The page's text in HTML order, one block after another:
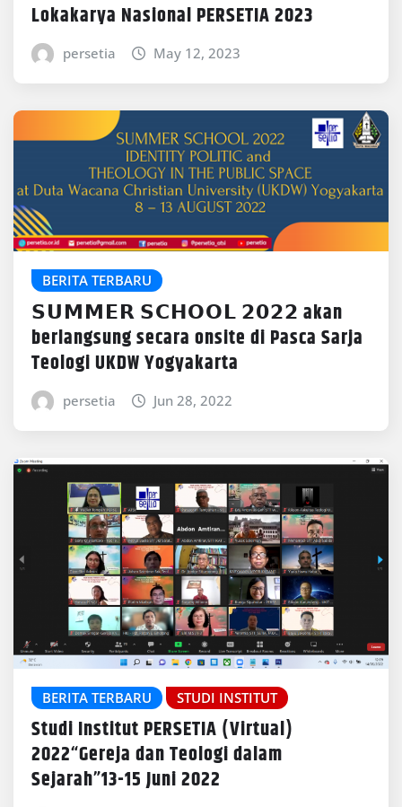
Lokakarya Nasional PERSETIA 2023
persetia May 12, 2023
BERITA TERBARU
𝗦𝗨𝗠𝗠𝗘𝗥 𝗦𝗖𝗛𝗢𝗢𝗟 𝟮𝟬𝟮𝟮 akan
berlangsung secara onsite di Pasca Sarja
Teologi UKDW Yogyakarta
persetia Jun 28, 2022
BERITA TERBARU STUDI INSTITUT
Studi Institut PERSETIA (Virtual)
2022“Gereja dan Teologi dalam
Sejarah”13-15 Juni 2022